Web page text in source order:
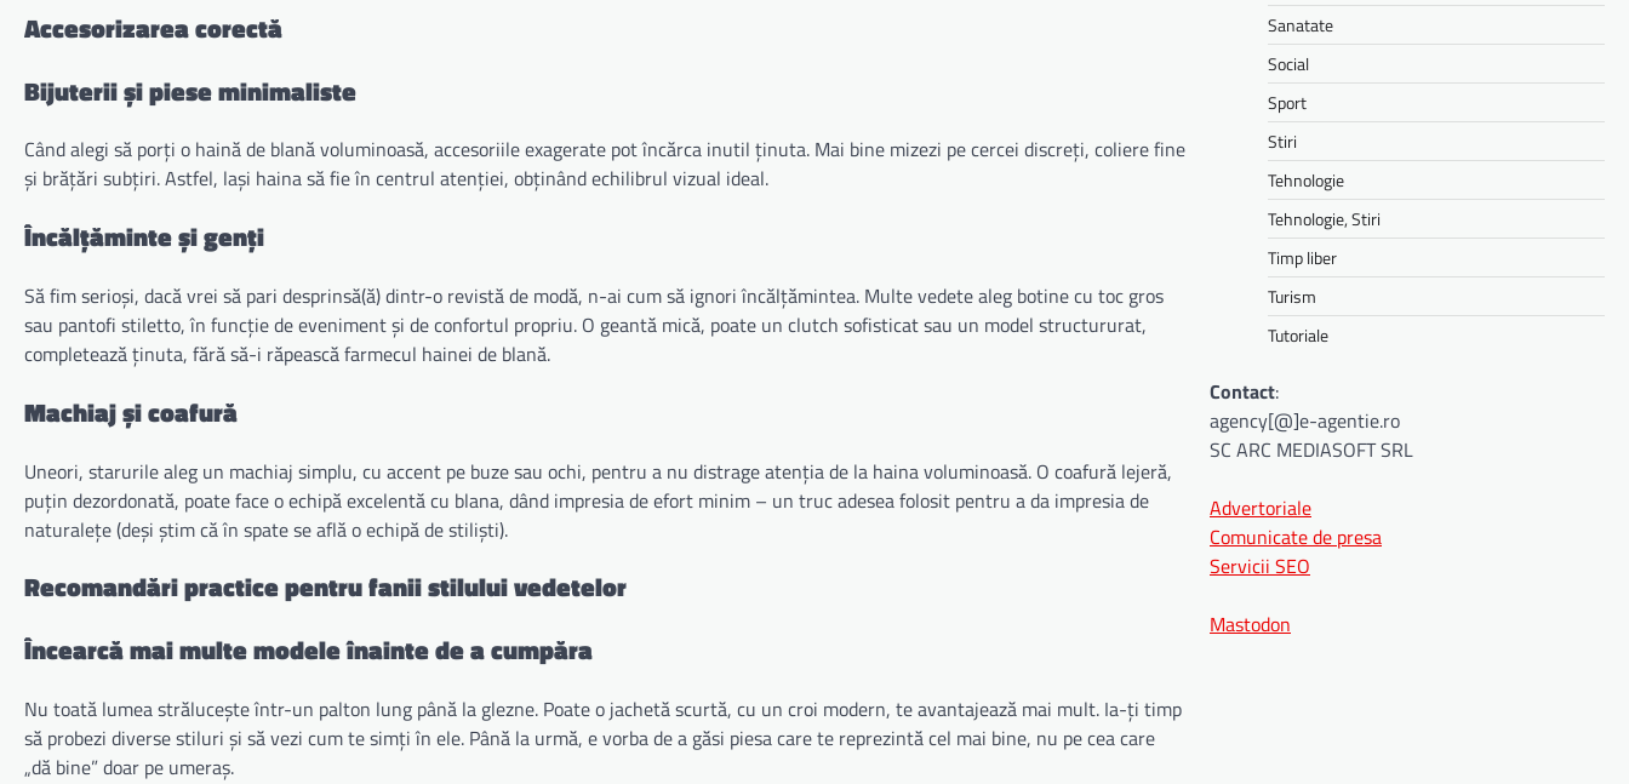
Accesorizarea corectă
Bijuterii și piese minimaliste
Când alegi să porți o haină de blană voluminoasă, accesoriile exagerate pot încărca inutil ținuta. Mai bine mizezi pe cercei discreți, coliere fine
și brățări subțiri. Astfel, lași haina să fie în centrul atenției, obținând echilibrul vizual ideal.
Încălțăminte și genți
Să fim serioși, dacă vrei să pari desprinsă(ă) dintr-o revistă de modă, n-ai cum să ignori încălțămintea. Multe vedete aleg botine cu toc gros
sau pantofi stiletto, în funcție de eveniment și de confortul propriu. O geantă mică, poate un clutch sofisticat sau un model structururat,
completează ținuta, fără să-i răpească farmecul hainei de blană.
Machiaj și coafură
Uneori, starurile aleg un machiaj simplu, cu accent pe buze sau ochi, pentru a nu distrage atenția de la haina voluminoasă. O coafură lejeră,
puțin dezordonată, poate face o echipă excelentă cu blana, dând impresia de efort minim – un truc adesea folosit pentru a da impresia de
naturalețe (deși știm că în spate se află o echipă de stiliști).
Recomandări practice pentru fanii stilului vedetelor
Încearcă mai multe modele înainte de a cumpăra
Nu toată lumea strălucește într-un palton lung până la glezne. Poate o jachetă scurtă, cu un croi modern, te avantajează mai mult. Ia-ți timp
să probezi diverse stiluri și să vezi cum te simți în ele. Până la urmă, e vorba de a găsi piesa care te reprezintă cel mai bine, nu pe cea care
„dă bine” doar pe umeraș.
Sanatate
Social
Sport
Stiri
Tehnologie
Tehnologie, Stiri
Timp liber
Turism
Tutoriale
Contact:
agency[@]e-agentie.ro
SC ARC MEDIASOFT SRL
Advertoriale
Comunicate de presa
Servicii SEO
Mastodon